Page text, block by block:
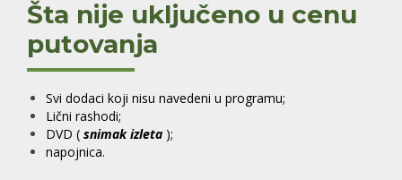
Šta nije uključeno u cenu
putovanja
Svi dodaci koji nisu navedeni u programu;
Lični rashodi;
DVD ( snimak izleta );
napojnica.